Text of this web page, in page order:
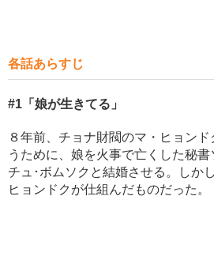
各話あらすじ
#1 「娘が生きてる」
８年前、チョナ財閥のマ・ヒョン
うために、娘を火事で亡くした秘
チュ･ボムソクと結婚させる。しか
ヒョンドクが仕組んだものだった。